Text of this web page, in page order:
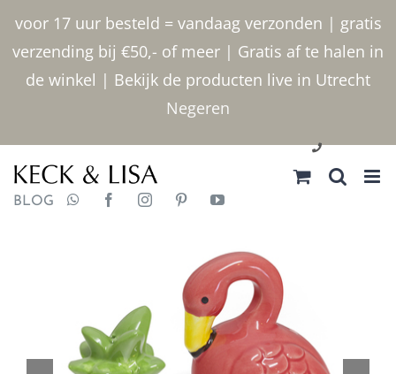
voor 17 uur besteld = vandaag verzonden | gratis
verzending bij €50,- of meer | Gratis af te halen in
de winkel | Bekijk de producten live in Utrecht
Negeren
inhoud
030 2400000
BLOG